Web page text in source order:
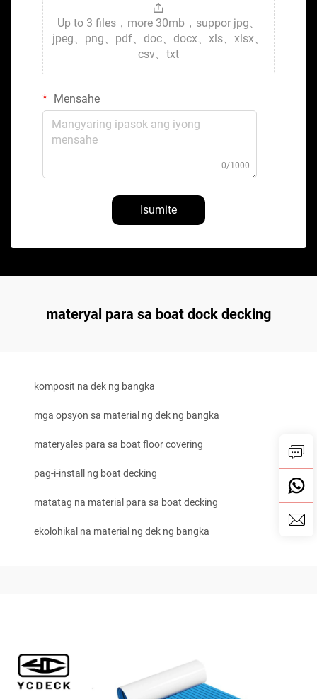
Up to 3 files，more 30mb，suppor jpg、
jpeg、png、pdf、doc、docx、xls、xlsx、
csv、txt
Mensahe
0/1000
Isumite
materyal para sa boat dock decking
komposit na dek ng bangka
mga opsyon sa material ng dek ng bangka
materyales para sa boat floor covering
pag-i-install ng boat decking
matatag na material para sa boat decking
ekolohikal na material ng dek ng bangka